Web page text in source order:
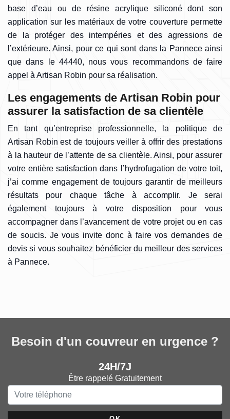
base d’eau ou de résine acrylique siliconé dont son
application sur les matériaux de votre couverture permette
de la protéger des intempéries et des agressions de
l’extérieure. Ainsi, pour ce qui sont dans la Pannece ainsi
que dans le 44440, nous vous recommandons de faire
appel à Artisan Robin pour sa réalisation.
Les engagements de Artisan Robin pour
assurer la satisfaction de sa clientèle
En tant qu’entreprise professionnelle, la politique de
Artisan Robin est de toujours veiller à offrir des prestations
à la hauteur de l’attente de sa clientèle. Ainsi, pour assurer
votre entière satisfaction dans l’hydrofugation de votre toit,
j’ai comme engagement de toujours garantir de meilleurs
résultats pour chaque tâche à accomplir. Je serai
également toujours à votre disposition pour vous
accompagner dans l’avancement de votre projet ou en cas
de soucis. Je vous invite donc à faire vos demandes de
devis si vous souhaitez bénéficier du meilleur des services
à Pannece.
Besoin d'un couvreur en urgence ?
24H/7J
Être rappelé Gratuitement